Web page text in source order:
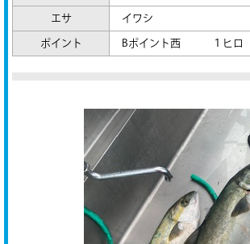
エサ イワシ
ポイント Bポイント西 １ヒロ